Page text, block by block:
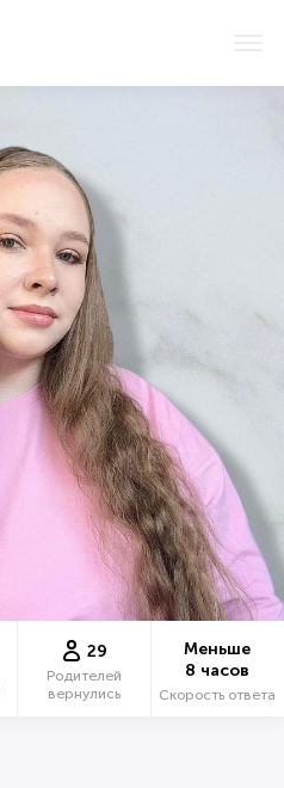
29
Родителей
вернулись
Меньше
8 часов
Скорость ответа